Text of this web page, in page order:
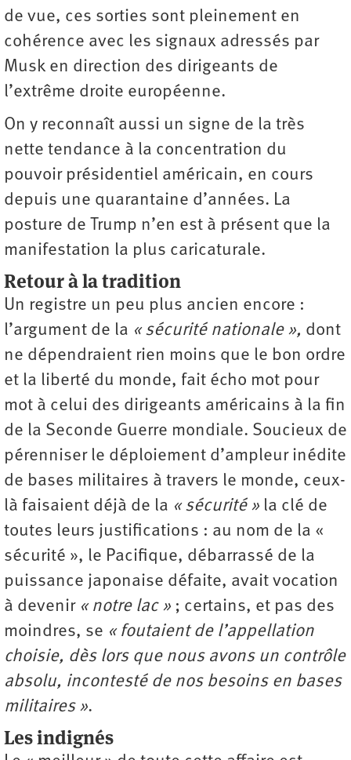
de vue, ces sorties sont pleinement en
cohérence avec les signaux adressés par
Musk en direction des dirigeants de
l’extrême droite européenne.
On y reconnaît aussi un signe de la très
nette tendance à la concentration du
pouvoir présidentiel américain, en cours
depuis une quarantaine d’années. La
posture de Trump n’en est à présent que la
manifestation la plus caricaturale.
Retour à la tradition
Un registre un peu plus ancien encore :
l’argument de la « sécurité nationale », dont
ne dépendraient rien moins que le bon ordre
et la liberté du monde, fait écho mot pour
mot à celui des dirigeants américains à la fin
de la Seconde Guerre mondiale. Soucieux de
pérenniser le déploiement d’ampleur inédite
de bases militaires à travers le monde, ceux-
là faisaient déjà de la « sécurité » la clé de
toutes leurs justifications : au nom de la «
sécurité », le Pacifique, débarrassé de la
puissance japonaise défaite, avait vocation
à devenir « notre lac » ; certains, et pas des
moindres, se « foutaient de l’appellation
choisie, dès lors que nous avons un contrôle
absolu, incontesté de nos besoins en bases
militaires ».
Les indignés